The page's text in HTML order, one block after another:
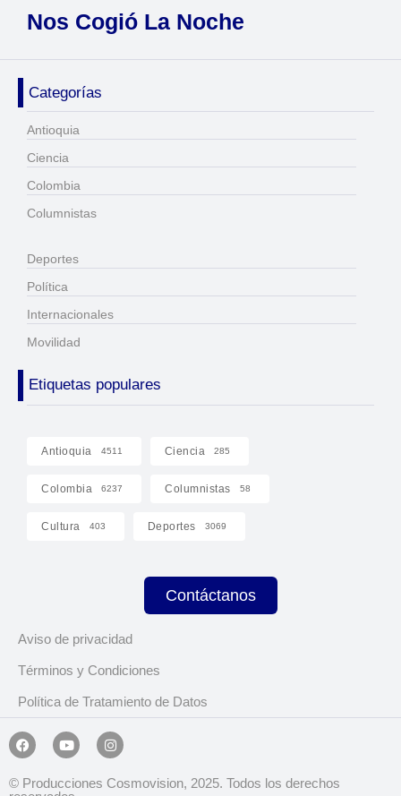
Nos Cogió La Noche
Categorías
Antioquia
Ciencia
Colombia
Columnistas
Deportes
Política
Internacionales
Movilidad
Etiquetas populares
Antioquia 4511 Ciencia 285
Colombia 6237 Columnistas 58
Cultura 403 Deportes 3069
Contáctanos
Aviso de privacidad
Términos y Condiciones
Política de Tratamiento de Datos
© Producciones Cosmovision, 2025. Todos los derechos